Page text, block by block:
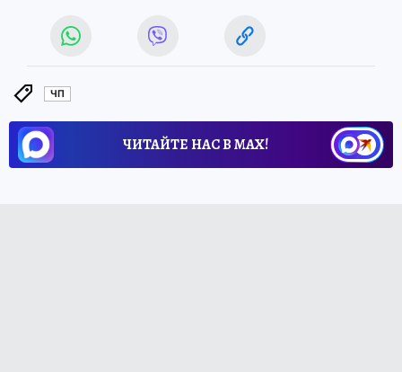
ЧП
ЧИТАЙТЕ НАС В МАХ!